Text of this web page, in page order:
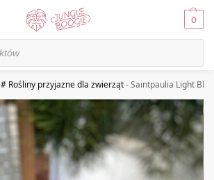
0
# Rośliny przyjazne dla zwierząt-Saintpaulia Light Blue